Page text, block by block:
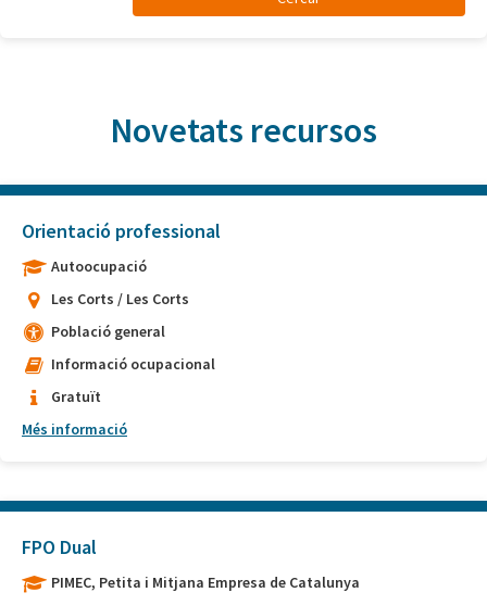
Novetats recursos
Orientació professional
Autoocupació
Les Corts / Les Corts
Població general
Informació ocupacional
Gratuït
Més informació
FPO Dual
PIMEC, Petita i Mitjana Empresa de Catalunya